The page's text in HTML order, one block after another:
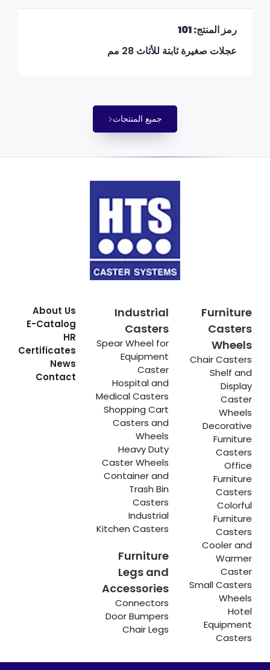
رمز المنتج: 101
عجلات صغيرة ثابتة للأثاث 28 مم
جميع المنتجات
Furniture
Casters
Wheels
Chair Casters
Shelf and
Display
Caster
Wheels
Decorative
Furniture
Casters
Office
Furniture
Casters
Colorful
Furniture
Casters
Cooler and
Warmer
Caster
Small Casters
Wheels
Hotel
Equipment
Casters
Industrial
Casters
Spear Wheel for
Equipment
Caster
Hospital and
Medical Casters
Shopping Cart
Casters and
Wheels
Heavy Duty
Caster Wheels
Container and
Trash Bin
Casters
Industrial
Kitchen Casters
Furniture
Legs and
Accessories
Connectors
Door Bumpers
Chair Legs
About Us
E-Catalog
HR
Certificates
News
Contact